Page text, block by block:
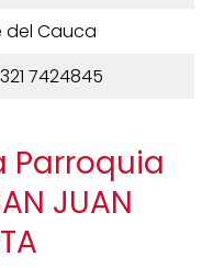
del Cauca
7424845
Parroquia
JUAN